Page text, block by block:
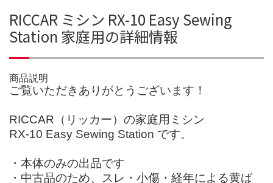
RICCAR ミシン RX-10 Easy Sewing
Station 家庭用の詳細情報
商品説明
ご覧いただきありがとうございます！
RICCAR（リッカー）の家庭用ミシン
RX-10 Easy Sewing Station です。
・本体のみの出品です
・中古品のため、スレ・小傷・経年による黄ば